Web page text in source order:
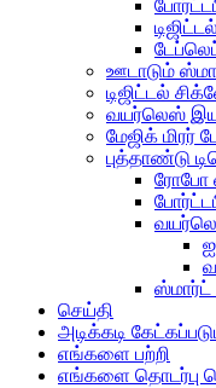
டேப்லெட்
ஊடாடும்
டிஜிட்டல்
வயர்லெஸ்
மேஜிக் மிரர்
புத்தாண்டு
ரோபோ
செய்தி
அடிக்கடி
எங்களை பற்றி
எங்களை தொடர்பு